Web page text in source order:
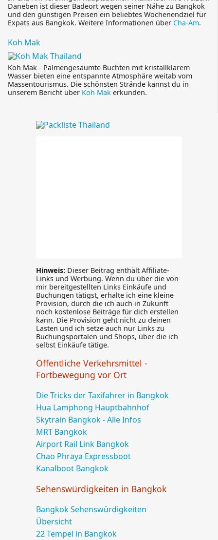
Daneben ist dieser Badeort wegen seiner Nähe zu Bangkok
und den günstigen Preisen ein beliebtes Wochenendziel für
Expats aus Bangkok. Weitere Informationen über Cha-Am.
Koh Mak
Koh Mak - Palmengesäumte Buchten mit kristallklarem
Wasser bieten eine entspannte Atmosphäre weitab vom
Massentourismus. Die schönsten Strände kannst du in
unserem Bericht über Koh Mak erkunden.
Hinweis: Dieser Beitrag enthält Affiliate-
Links und Werbung. Wenn du über die von
mir bereitgestellten Links Einkäufe und
Buchungen tätigst, erhalte ich eine kleine
Provision, durch die ich auch in Zukunft
noch kostenlose Beiträge für dich erstellen
kann. Die Provision geht nicht zu deinen
Lasten und ich setze auch nur Links zu
Buchungsportalen und Shops, über die ich
selbst Einkäufe tätige.
Öffentliche Verkehrsmittel -
Fortbewegung vor Ort
Die Tricks der Taxifahrer in Bangkok
Hua Lamphong Hauptbahnhof
Skytrain Bangkok - Alle Infos
MRT Bangkok
Airport Rail Link Bangkok
Chao Phraya Expressboot
Kanalboot Bangkok
Sehenswürdigkeiten in Bangkok
Bangkok Sehenswürdigkeiten
Übersicht
22 Tempel in Bangkok